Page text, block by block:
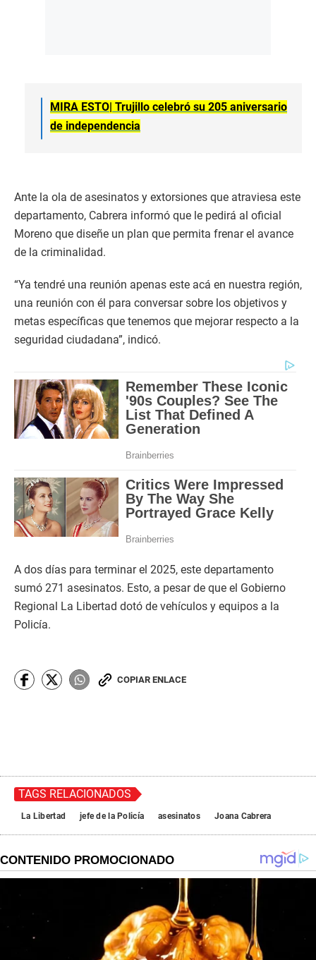
MIRA ESTO| Trujillo celebró su 205 aniversario
de independencia
Ante la ola de asesinatos y extorsiones que atraviesa este
departamento, Cabrera informó que le pedirá al oficial
Moreno que diseñe un plan que permita frenar el avance
de la criminalidad.
“Ya tendré una reunión apenas este acá en nuestra región,
una reunión con él para conversar sobre los objetivos y
metas específicas que tenemos que mejorar respecto a la
seguridad ciudadana”, indicó.
A dos días para terminar el 2025, este departamento
sumó 271 asesinatos. Esto, a pesar de que el Gobierno
Regional La Libertad dotó de vehículos y equipos a la
Policía.
COPIAR ENLACE
TAGS RELACIONADOS
La Libertad jefe de la Policía asesinatos Joana Cabrera